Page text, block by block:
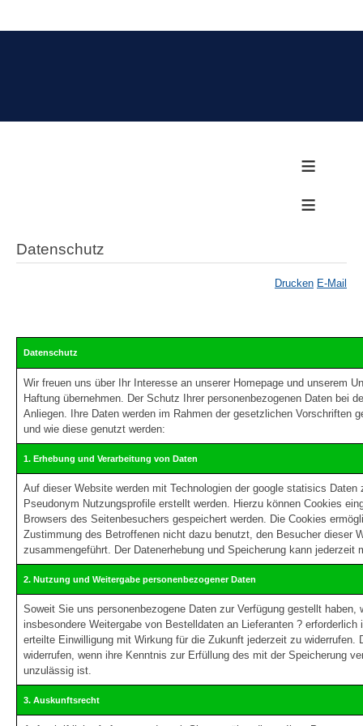
≡
≡
Datenschutz
Drucken E-Mail
Datenschutz
Wir freuen uns über Ihr Interesse an unserer Homepage und unserem
Haftung übernehmen. Der Schutz Ihrer personenbezogenen Daten bei
Anliegen. Ihre Daten werden im Rahmen der gesetzlichen Vorschriften
und wie diese genutzt werden:
1. Erhebung und Verarbeitung von Daten
Auf dieser Website werden mit Technologien der google statisics
Pseudonym Nutzungsprofile erstellt werden. Hierzu können Cookies
Browsers des Seitenbesuchers gespeichert werden. Die Cookies
Zustimmung des Betroffenen nicht dazu benutzt, den Besucher dieser
zusammengeführt. Der Datenerhebung und Speicherung kann
2. Nutzung und Weitergabe personenbezogener Daten
Soweit Sie uns personenbezogene Daten zur Verfügung gestellt
insbesondere Weitergabe von Bestelldaten an Lieferanten ?
erteilte Einwilligung mit Wirkung für die Zukunft jederzeit zu
widerrufen, wenn ihre Kenntnis zur Erfüllung des mit der Speicherung
unzulässig ist.
3. Auskunftsrecht